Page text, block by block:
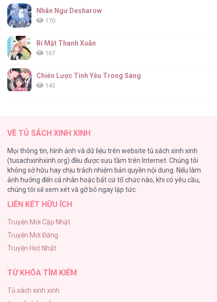
Nhân Ngư Desharow
170
Bí Mật Thanh Xuân
167
Chiến Lược Tình Yêu Trong Sáng
143
128
Bỏ Quách Chồng Con Đi, Tiền Bạc Mới Là Tất Cả
123
Tình yêu và danh vọng
Tùy Tâm Tùy Ý
105
VỀ TỦ SÁCH XINH XINH
Mọi thông tin, hình ảnh và dữ liệu trên website tủ sách xinh xinh
(tusachxinhxinh.org) đều được sưu tầm trên Internet. Chúng tôi
không sở hữu hay chịu trách nhiệm bản quyền nội dung. Nếu làm
ảnh hưởng đến cá nhân hoặc bất cứ tổ chức nào, khi có yêu cầu,
chúng tôi sẽ xem xét và gỡ bỏ ngay lập tức.
LIÊN KẾT HỮU ÍCH
Truyện Mới Cập Nhật
Truyện Mới Đăng
Truyện Hot Nhất
TỪ KHÓA TÌM KIẾM
Tủ sách xinh xinh